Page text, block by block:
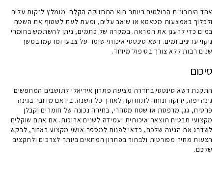
אחד היתרונות הבולטים ביותר הוא התחזוקה הקלה. מומלץ לנקות עלים
ולכלוך באמצעות מטאטא או שואב עלים, ומעת לעת לשטוף את השטח
במים כדי לרענן את המראה. במקרה של כתמים, ניתן להשתמש בחומרי
ניקוי עדינים ומים. דשא סינטטי איכותי שומר על צבעו ומרקמו במשך
שנים רבות ללא צורך בטיפול מיוחד.
סיכום
התקנת דשא סינטטי בחדרה מציעה פתרון אידיאלי לתושבים המחפשים
גינה יפה, ירוקה ונוחה לתחזוקה לאורך כל השנה. בין אם מדובר בגינה
פרטית, גג, מרפסת או שטח מסחרי, בחירה נכונה של חומרים וקבלן
מקצועי תבטיח תוצאה איכותית ועמידה לשנים ארוכות. אם אתם שוקלים
לשדרג את הגינה שלכם, כדאי לפנות למספר אנשי מקצוע באזור, לבקש
הצעות מחיר מפורטות ולבחור בפתרון המתאים ביותר לצרכים ולתקציב
שלכם.